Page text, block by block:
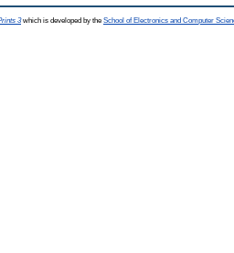
3which is developed by the School of Electronics and Computer